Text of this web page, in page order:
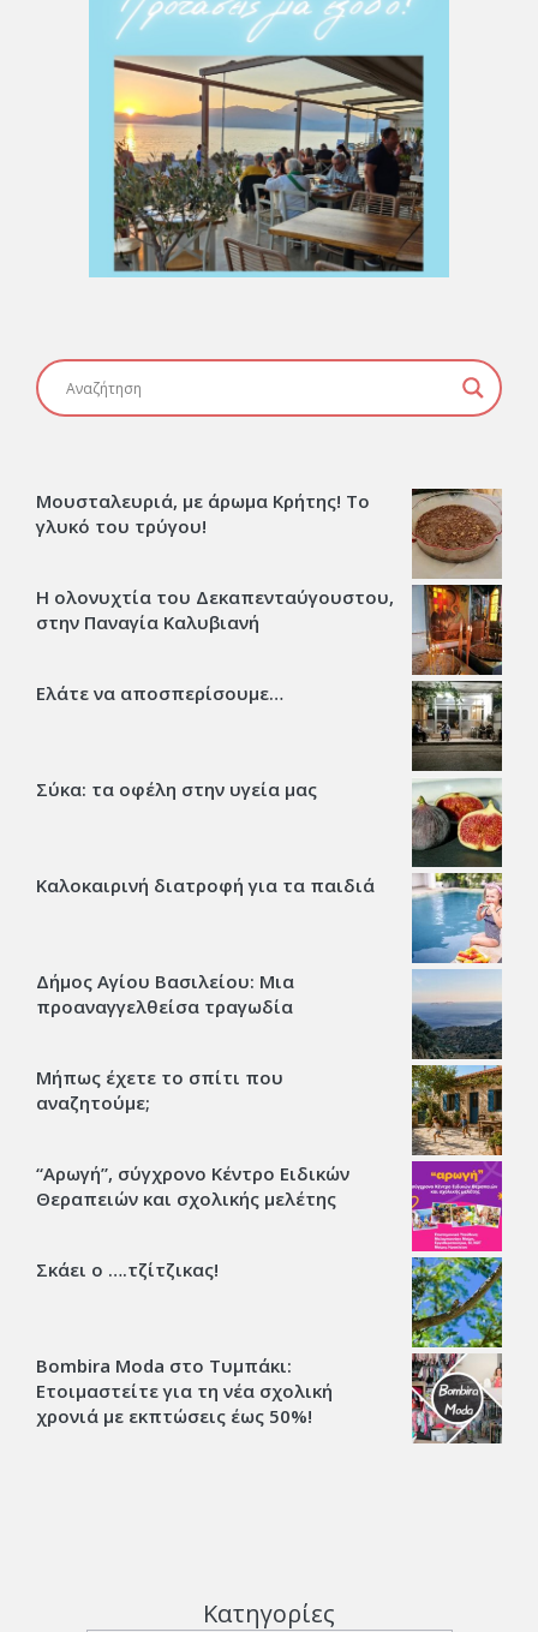
Μουσταλευριά, με άρωμα Κρήτης! Το
γλυκό του τρύγου!
Η ολονυχτία του Δεκαπενταύγουστου,
στην Παναγία Καλυβιανή
Ελάτε να αποσπερίσουμε…
Σύκα: τα οφέλη στην υγεία μας
Καλοκαιρινή διατροφή για τα παιδιά
Δήμος Αγίου Βασιλείου: Μια
προαναγγελθείσα τραγωδία
Μήπως έχετε το σπίτι που
αναζητούμε;
“Αρωγή”, σύγχρονο Κέντρο Ειδικών
Θεραπειών και σχολικής μελέτης
Σκάει ο ….τζίτζικας!
Bombira Moda στο Τυμπάκι:
Ετοιμαστείτε για τη νέα σχολική
χρονιά με εκπτώσεις έως 50%!
Κατηγορίες